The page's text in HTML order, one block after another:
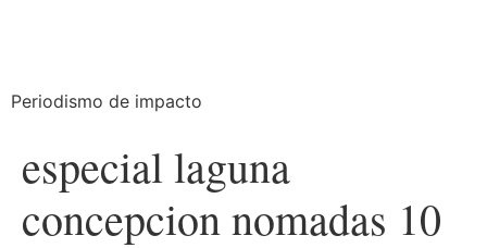
Periodismo de impacto
especial laguna
concepcion nomadas 10